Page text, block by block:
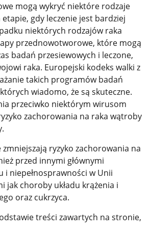
mogą wykryć niektóre rodzaje
gdy leczenie jest bardziej
niektórych rodzajów raka
przednowotworowe, które mogą
badań przesiewowych i leczone,
raka. Europejski kodeks walki z
takich programów badań
wiadomo, że są skuteczne.
przeciwko niektórym wirusom
zachorowania na raka wątroby
ryzyko zachorowania na
przed innymi głównymi
i niepełnosprawności w Unii
jak choroby układu krążenia i
oraz cukrzyca.
treści zawartych na stronie,